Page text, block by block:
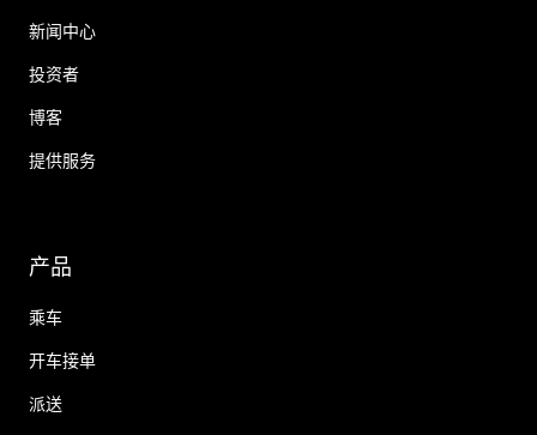
新闻中心
投资者
博客
提供服务
产品
乘车
开车接单
派送